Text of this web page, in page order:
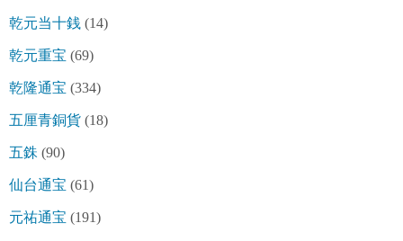
乾元当十銭 (14)
乾元重宝 (69)
乾隆通宝 (334)
五厘青銅貨 (18)
五銖 (90)
仙台通宝 (61)
元祐通宝 (191)